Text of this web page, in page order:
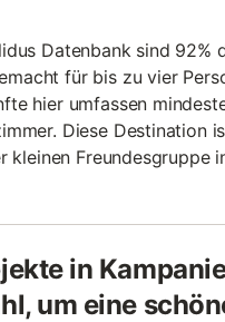
Datenbank sind 92%
für bis zu vier
hier umfassen
Diese Destination
kleinen Freundesgruppe
in
um eine